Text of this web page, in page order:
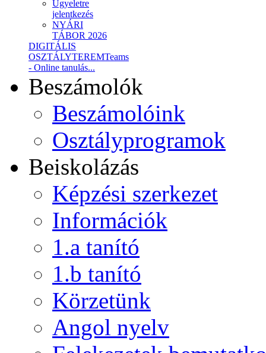
Ügyeletre
jelentkezés
NYÁRI
TÁBOR 2026
DIGITÁLIS
OSZTÁLYTEREMTeams
- Online tanulás...
Beszámolók
Beszámolóink
Osztályprogramok
Beiskolázás
Képzési szerkezet
Információk
1.a tanító
1.b tanító
Körzetünk
Angol nyelv